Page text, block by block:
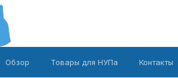
Обзор Товары для НУПа Контакты